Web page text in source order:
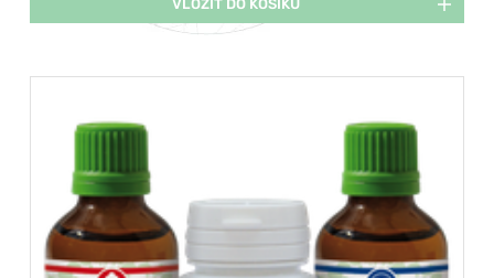
VLOŽIT DO KOŠÍKU